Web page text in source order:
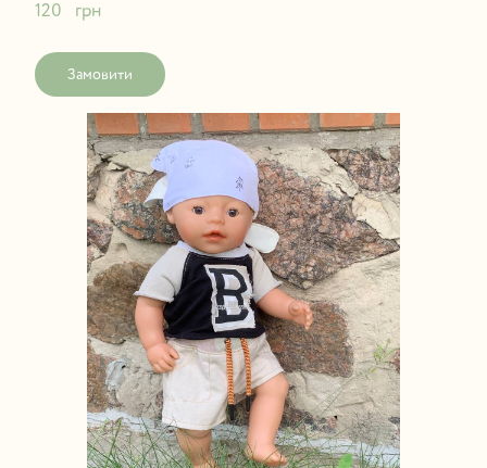
120   грн
Замовити